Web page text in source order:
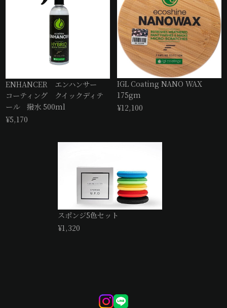
ENHANCER エンハンサー
コーティング クイックディテ
ール 撥水 500ml
¥5,170
IGL Coating NANO WAX
175gm
¥12,100
スポンジ5色セット
¥1,320